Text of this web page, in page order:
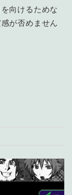
向けるためな
が否めません